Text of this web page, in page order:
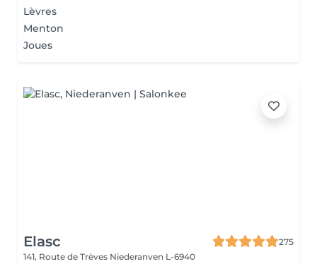
Lèvres
Menton
Joues
Elasc
275
141, Route de Trèves Niederanven L-6940